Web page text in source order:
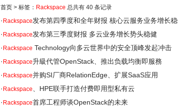
首页 > 标签： Rackspace 总共有 40 条记录
· Rackspace发布第四季度和全年财报 核心云服务业务增长
· Rackspace发布第三季度财报 多云业务增长势头稳健
· Rackspace Technology向多云世界中的安全顶峰发起冲击
· Rackspace升級代管OpenStack、推出负载均衡即服務
· Rackspace并购SI厂商RelationEdge、扩展SaaS应用
· Rackspace 、HPE联手打造付费即用型私有云
· Rackspace首席工程师谈OpenStack的未来